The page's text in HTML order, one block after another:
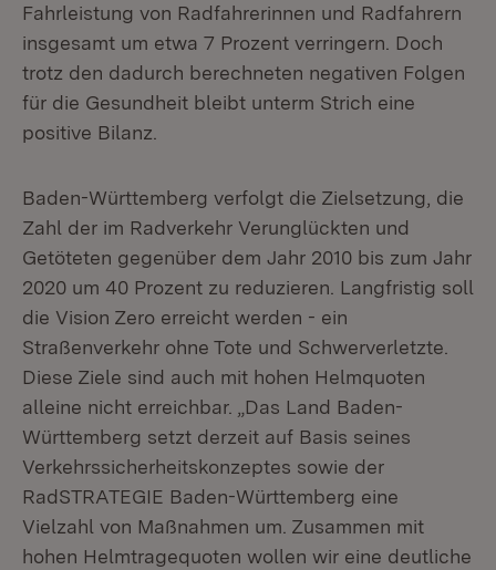
Fahrleistung von Radfahrerinnen und Radfahrern
insgesamt um etwa 7 Prozent verringern. Doch
trotz den dadurch berechneten negativen Folgen
für die Gesundheit bleibt unterm Strich eine
positive Bilanz.
Baden-Württemberg verfolgt die Zielsetzung, die
Zahl der im Radverkehr Verunglückten und
Getöteten gegenüber dem Jahr 2010 bis zum Jahr
2020 um 40 Prozent zu reduzieren. Langfristig soll
die Vision Zero erreicht werden - ein
Straßenverkehr ohne Tote und Schwerverletzte.
Diese Ziele sind auch mit hohen Helmquoten
alleine nicht erreichbar. „Das Land Baden-
Württemberg setzt derzeit auf Basis seines
Verkehrssicherheitskonzeptes sowie der
RadSTRATEGIE Baden-Württemberg eine
Vielzahl von Maßnahmen um. Zusammen mit
hohen Helmtragequoten wollen wir eine deutliche